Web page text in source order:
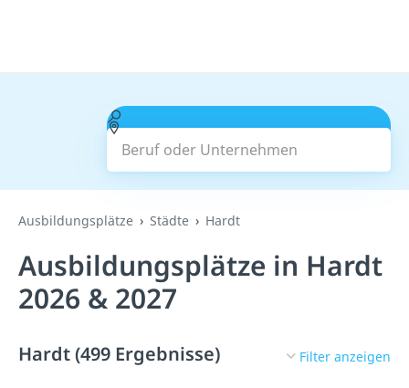
Beruf oder Unternehmen
Suchen
Ausbildungsplätze Städte Hardt
Ausbildungsplätze in Hardt
2026 & 2027
Hardt (499 Ergebnisse) Filter anzeigen